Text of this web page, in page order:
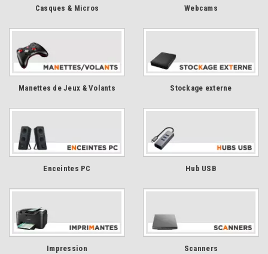
Casques & Micros Webcams
Manettes de Jeux & Volants Stockage externe
Enceintes PC Hub USB
Impression Scanners